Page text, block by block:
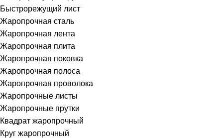
Быстрорежущий лист
Жаропрочная сталь
Жаропрочная лента
Жаропрочная плита
Жаропрочная поковка
Жаропрочная полоса
Жаропрочная проволока
Жаропрочные листы
Жаропрочные прутки
Квадрат жаропрочный
Круг жаропрочный